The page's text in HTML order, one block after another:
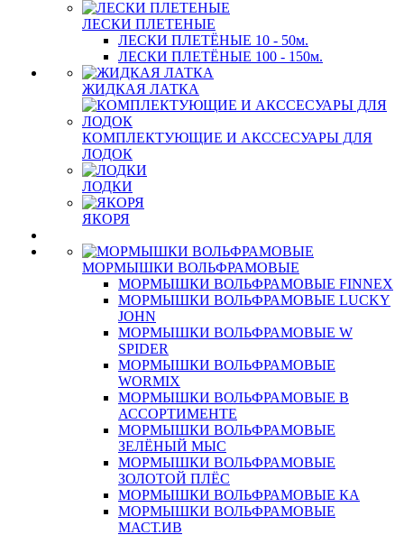
ЛЕСКИ ПЛЕТЕНЫЕ
ЛЕСКИ ПЛЕТЁНЫЕ 10 - 50м.
ЛЕСКИ ПЛЕТЁНЫЕ 100 - 150м.
ЖИДКАЯ ЛАТКА
КОМПЛЕКТУЮЩИЕ И АКССЕСУАРЫ ДЛЯ
ЛОДОК
ЛОДКИ
ЯКОРЯ
МОРМЫШКИ ВОЛЬФРАМОВЫЕ
МОРМЫШКИ ВОЛЬФРАМОВЫЕ FINNEX
МОРМЫШКИ ВОЛЬФРАМОВЫЕ LUCKY
JOHN
МОРМЫШКИ ВОЛЬФРАМОВЫЕ W
SPIDER
МОРМЫШКИ ВОЛЬФРАМОВЫЕ
WORMIX
МОРМЫШКИ ВОЛЬФРАМОВЫЕ В
АССОРТИМЕНТЕ
МОРМЫШКИ ВОЛЬФРАМОВЫЕ
ЗЕЛЁНЫЙ МЫС
МОРМЫШКИ ВОЛЬФРАМОВЫЕ
ЗОЛОТОЙ ПЛЁС
МОРМЫШКИ ВОЛЬФРАМОВЫЕ КА
МОРМЫШКИ ВОЛЬФРАМОВЫЕ
МАСТ.ИВ